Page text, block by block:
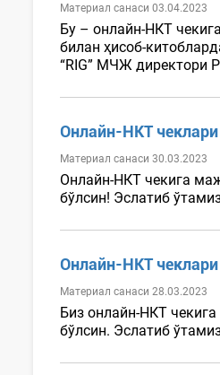
Материал санаси 03.04.2023
Бу – онлайн-НКТ
билан ҳисоб-
“RIG” МЧЖ директори
Онлайн-НКТ
Материал санаси 30.03.2023
Онлайн-НКТ чекига
бўлсин! Эслатиб
Онлайн-НКТ
Материал санаси 28.03.2023
Биз онлайн-НКТ
бўлсин. Эслатиб